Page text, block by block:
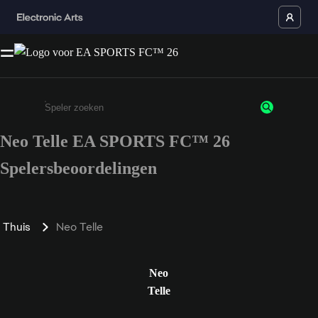
Enter a minimum of 3 characters or numbers
Neo Telle EA SPORTS FC™ 26
Spelersbeoordelingen
Thuis Neo Telle
Neo
Telle